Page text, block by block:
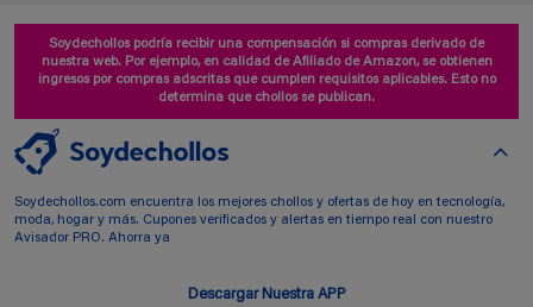
Soydechollos podría recibir una compensación si compras derivado de
nuestra web. Por ejemplo, en calidad de Afiliado de Amazon, se obtienen
ingresos por compras adscritas que cumplen requisitos aplicables. Esto no
determina que chollos se publican.
Soydechollos.com encuentra los mejores chollos y ofertas de hoy en tecnología,
moda, hogar y más. Cupones verificados y alertas en tiempo real con nuestro
Avisador PRO. Ahorra ya
Descargar Nuestra APP